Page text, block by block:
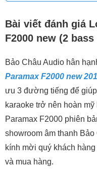
Bài viết đánh giá
F2000 new (2 bass
Bảo Châu Audio hân
Paramax F2000 new
ưu 3 đường tiếng để
karaoke trở nên hoàn
Paramax F2000 phiên
showroom âm thanh
kính mời quý khách
và mua hàng.